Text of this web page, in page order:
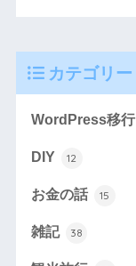
カテゴリー
WordPress移行
DIY 12
お金の話 15
雑記 38